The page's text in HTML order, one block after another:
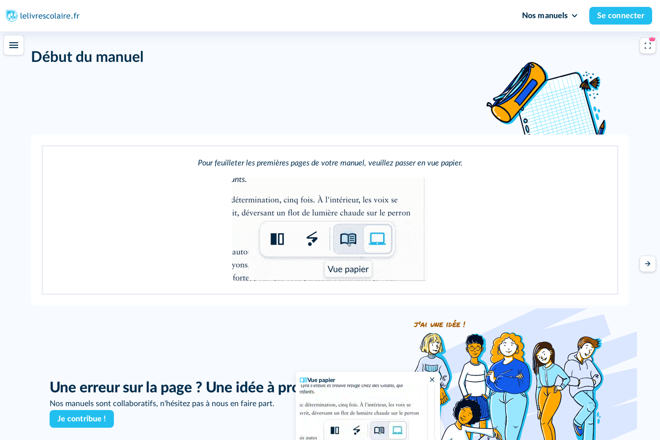
Nos manuels Se connecter
Vue papier
Début du manuel
Pour feuilleter les premières pages de votre manuel, veuillez passer en vue papier.
Une erreur sur la page ? Une idée à proposer ?
Nos manuels sont collaboratifs, n'hésitez pas à nous en faire part.
Je contribue !
j'ai une idée !